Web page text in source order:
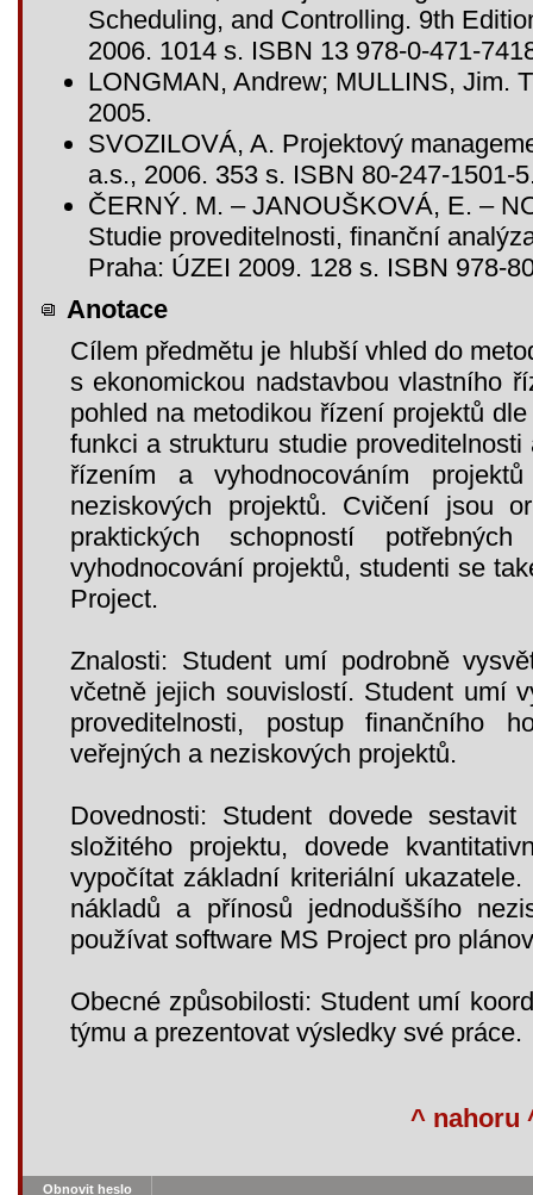
Scheduling, and Controlling. 9th
2006. 1014 s. ISBN 13 978-0-471-
LONGMAN, Andrew; MULLINS, Jim.
2005.
SVOZILOVÁ, A. Projektový
a.s., 2006. 353 s. ISBN 80-247-1501-
ČERNÝ. M. – JANOUŠKOVÁ, E. –
Studie proveditelnosti, finanční
Praha: ÚZEI 2009. 128 s. ISBN 978-
Anotace
Cílem předmětu je hlubší vhled do
s ekonomickou nadstavbou vlastního
pohled na metodikou řízení projektů
funkci a strukturu studie
řízením a vyhodnocováním
neziskových projektů. Cvičení jsou
praktických schopností
vyhodnocování projektů, studenti se
Project.
Znalosti: Student umí podrobně
včetně jejich souvislostí. Student umí
proveditelnosti, postup finančního
veřejných a neziskových projektů.
Dovednosti: Student dovede
složitého projektu, dovede
vypočítat základní kriteriální
nákladů a přínosů jednoduššího
používat software MS Project pro
Obecné způsobilosti: Student umí
týmu a prezentovat výsledky své práce.
^ nahoru
Obnovit heslo